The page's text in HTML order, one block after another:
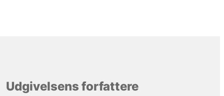
Udgivelsens forfattere